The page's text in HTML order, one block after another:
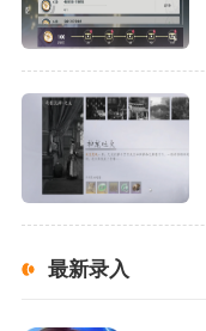
最新录入